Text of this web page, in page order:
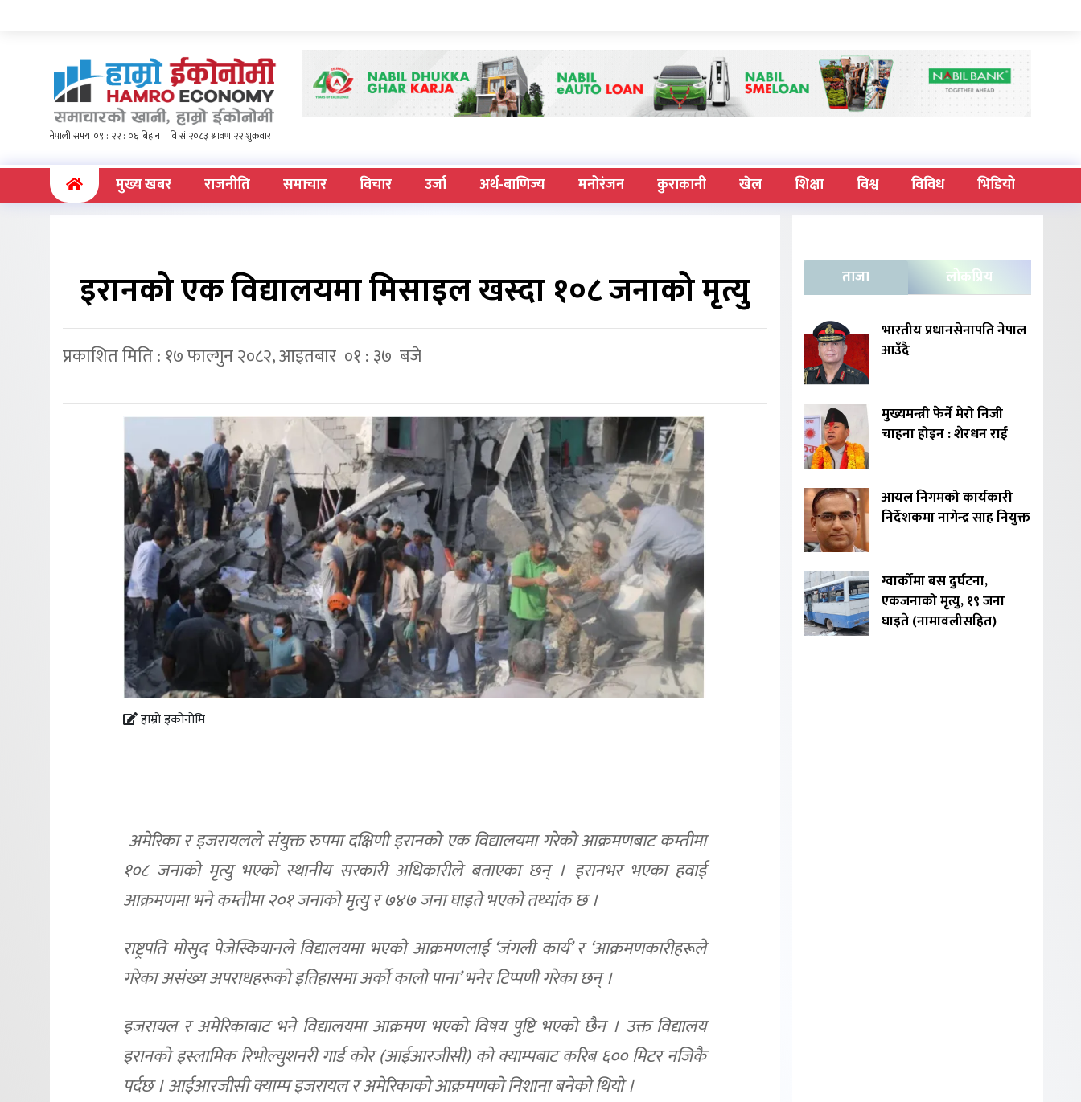
(current)मुख्य खबर राजनीति समाचार विचार उर्जा अर्थ-बाणिज्य मनोरंजन कुराकानी खेल शिक्षा विश्व विविध भिडियो
इरानको एक विद्यालयमा मिसाइल खस्दा १०८ जनाको मृत्यु
प्रकाशित मिति : १७ फाल्गुन २०८२, आइतबार ०१ : ३७ बजे
हाम्रो इकोनोमि
अमेरिका र इजरायलले संयुक्त रुपमा दक्षिणी इरानको एक विद्यालयमा गरेको आक्रमणबाट कम्तीमा
१०८ जनाको मृत्यु भएको स्थानीय सरकारी अधिकारीले बताएका छन् । इरानभर भएका हवाई
आक्रमणमा भने कम्तीमा २०१ जनाको मृत्यु र ७४७ जना घाइते भएको तथ्यांक छ ।
राष्ट्रपति मोसुद पेजेस्कियानले विद्यालयमा भएको आक्रमणलाई ‘जंगली कार्य’ र ‘आक्रमणकारीहरूले
गरेका असंख्य अपराधहरूको इतिहासमा अर्को कालो पाना’ भनेर टिप्पणी गरेका छन् ।
इजरायल र अमेरिकाबाट भने विद्यालयमा आक्रमण भएको विषय पुष्टि भएको छैन । उक्त विद्यालय
इरानको इस्लामिक रिभोल्युशनरी गार्ड कोर (आईआरजीसी) को क्याम्पबाट करिब ६०० मिटर नजिकै
पर्दछ । आईआरजीसी क्याम्प इजरायल र अमेरिकाको आक्रमणको निशाना बनेको थियो ।
ताजा लोकप्रिय
भारतीय प्रधानसेनापति नेपाल
आउँदै
मुख्यमन्त्री फेर्ने मेरो निजी
चाहना होइन : शेरधन राई
आयल निगमको कार्यकारी
निर्देशकमा नागेन्द्र साह नियुक्त
ग्वार्कोमा बस दुर्घटना,
एकजनाको मृत्यु, १९ जना
घाइते (नामावलीसहित)